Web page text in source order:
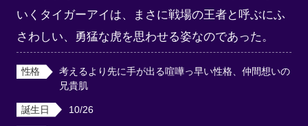
いくタイガーアイは、まさに戦場の王者と呼ぶにふ
さわしい、勇猛な虎を思わせる姿なのであった。
性格
考えるより先に手が出る喧嘩っ早い性格、仲間想いの
兄貴肌
誕生日 10/26